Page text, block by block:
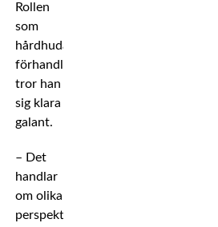
Rollen
som
hårdhudad
förhandlare
tror han
sig klara
galant.
– Det
handlar
om olika
perspektiv,